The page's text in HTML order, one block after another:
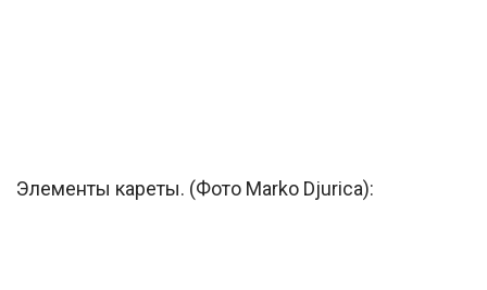
Элементы кареты. (Фото Marko Djurica):